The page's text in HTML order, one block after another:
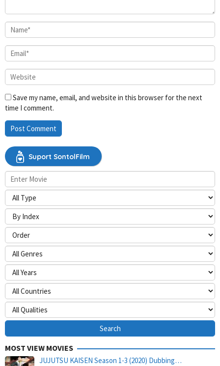
Save my name, email, and website in this browser for the next
time I comment.
Suport SontolFilm
MOST VIEW MOVIES
JUJUTSU KAISEN Season 1-3 (2020) Dubbing…